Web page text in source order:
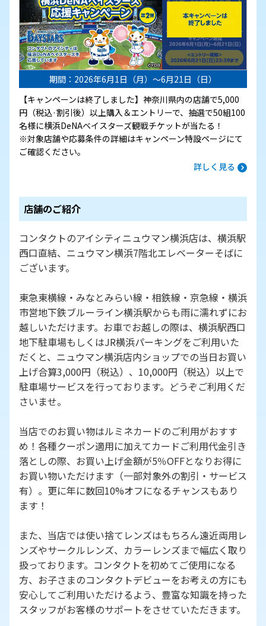
期間：2026年6月1日（月）～6月21日（日）
【キャンペーンは終了しました】神奈川県内の店舗で5,000
円（税込·割引後）以上購入＆エントリーで、抽選で50組100
名様に横浜DeNAベイスターズ観戦チケットが当たる！
※対象店舗や応募条件の詳細はキャンペーン特設ページにて
ご確認ください。
詳しく見る
店舗のご紹介
コンタクトのアイシティニュウマン横浜店は、横浜駅
西口直結、ニュウマン横浜7階北エレベーターそばに
ございます。
東急東横線・みなとみらい線・相鉄線・京急線・横浜
市営地下鉄ブルーライン横浜駅からも雨に濡れずにお
越しいただけます。お車でお越しの際は、横浜駅西口
地下駐車場もしくはJR横浜パーキングをご利用いた
だくと、ニュウマン横浜店内ショップでの当日お買い
上げ合算3,000円（税込）、10,000円（税込）以上で
駐車場サービスを行っております。どうぞご利用くだ
さいませ。
当店でのお買い物はルミネカードのご利用がおすす
め！各種クーポン適用に加えてカードご利用代金引き
落としの際、お買い上げ金額が5％OFFとなりお得に
お買い物いただけます（一部対象外の割引・サービス
有）。更に年に数回10%オフになるチャンスもあり
ます！
また、当店では使い捨てレンズはもちろん遠近両用レ
ンズやサークルレンズ、カラーレンズまで幅広く取り
扱っております。コンタクトを初めてご使用になる
方、お子さまのコンタクトデビューをお考えの方にも
安心してご利用いただけるよう、豊富な知識を持った
スタッフがお客様のサポートをさせていただきます。